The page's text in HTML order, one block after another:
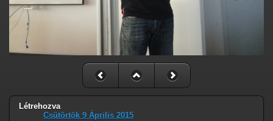
Létrehozva
Csütörtök 9 Április 2015